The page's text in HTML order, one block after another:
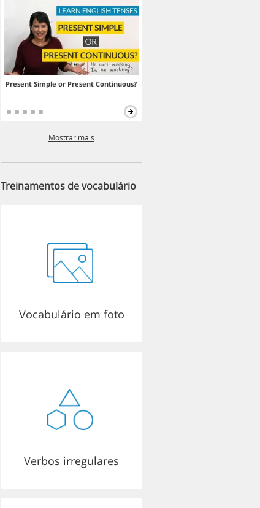
Present Simple or Present Continuous?
Mostrar mais
Treinamentos de vocabulário
Vocabulário em foto
Verbos irregulares